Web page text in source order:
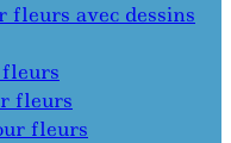
fleurs avec dessins
fleurs
fleurs
fleurs